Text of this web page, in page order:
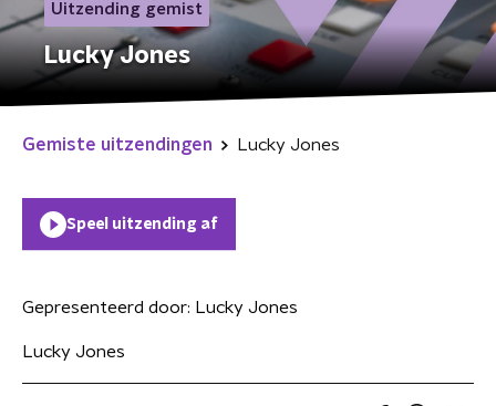
Uitzending gemist
Lucky Jones
Gemiste uitzendingen Lucky Jones
Speel uitzending af
Gepresenteerd door: Lucky Jones
Lucky Jones